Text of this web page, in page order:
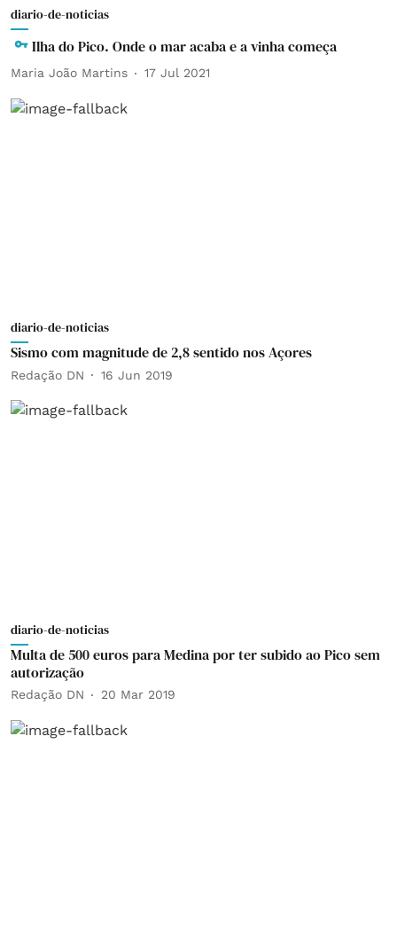
diario-de-noticias
Ilha do Pico. Onde o mar acaba e a vinha começa
Maria João Martins 17 Jul 2021
diario-de-noticias
Sismo com magnitude de 2,8 sentido nos Açores
Redação DN 16 Jun 2019
diario-de-noticias
Multa de 500 euros para Medina por ter subido ao Pico sem
autorização
Redação DN 20 Mar 2019